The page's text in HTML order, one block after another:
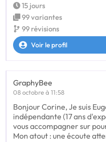
15 jours
99 variantes
99 révisions
Voir le profil
GraphyBee
08 octobre à 11:58
Bonjour Corine, Je suis
indépendante (17 ans
vous accompagner sur
Mon atout : une écoute